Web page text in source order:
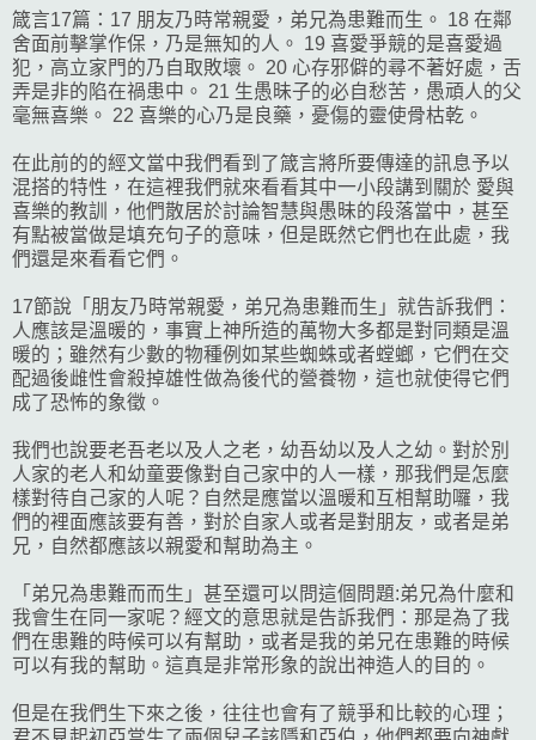
箴言17篇：17 朋友乃時常親愛，弟兄為患難而生。 18 在鄰
舍面前擊掌作保，乃是無知的人。 19 喜愛爭競的是喜愛過
犯，高立家門的乃自取敗壞。 20 心存邪僻的尋不著好處，舌
弄是非的陷在禍患中。 21 生愚昧子的必自愁苦，愚頑人的父
毫無喜樂。 22 喜樂的心乃是良藥，憂傷的靈使骨枯乾。
在此前的的經文當中我們看到了箴言將所要傳達的訊息予以
混搭的特性，在這裡我們就來看看其中一小段講到關於 愛與
喜樂的教訓，他們散居於討論智慧與愚昧的段落當中，甚至
有點被當做是填充句子的意味，但是既然它們也在此處，我
們還是來看看它們。
17節說「朋友乃時常親愛，弟兄為患難而生」就告訴我們：
人應該是溫暖的，事實上神所造的萬物大多都是對同類是溫
暖的；雖然有少數的物種例如某些蜘蛛或者螳螂，它們在交
配過後雌性會殺掉雄性做為後代的營養物，這也就使得它們
成了恐怖的象徵。
我們也說要老吾老以及人之老，幼吾幼以及人之幼。對於別
人家的老人和幼童要像對自己家中的人一樣，那我們是怎麼
樣對待自己家的人呢？自然是應當以溫暖和互相幫助囉，我
們的裡面應該要有善，對於自家人或者是對朋友，或者是弟
兄，自然都應該以親愛和幫助為主。
「弟兄為患難而而生」甚至還可以問這個問題:弟兄為什麼和
我會生在同一家呢？經文的意思就是告訴我們：那是為了我
們在患難的時候可以有幫助，或者是我的弟兄在患難的時候
可以有我的幫助。這真是非常形象的說出神造人的目的。
但是在我們生下來之後，往往也會有了競爭和比較的心理；